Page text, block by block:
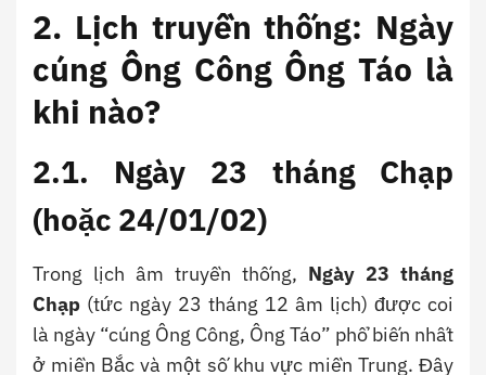
2. Lịch truyền thống: Ngày
cúng Ông Công Ông Táo là
khi nào?
2.1. Ngày 23 tháng Chạp
(hoặc 24/01/02)
Trong lịch âm truyền thống, Ngày 23 tháng
Chạp (tức ngày 23 tháng 12 âm lịch) được coi
là ngày “cúng Ông Công, Ông Táo” phổ biến nhất
ở miền Bắc và một số khu vực miền Trung. Đây